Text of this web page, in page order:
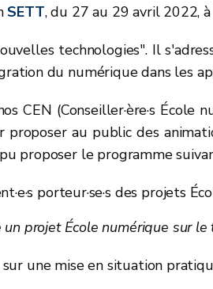
SETT, du 27 au 29 avril 2022,
technologies". Il
du numérique dans les
CEN (Conseiller·ère·s École
au public des
proposer le programme
porteur·se·s des projets
projet École numérique sur le
sur une mise en situation